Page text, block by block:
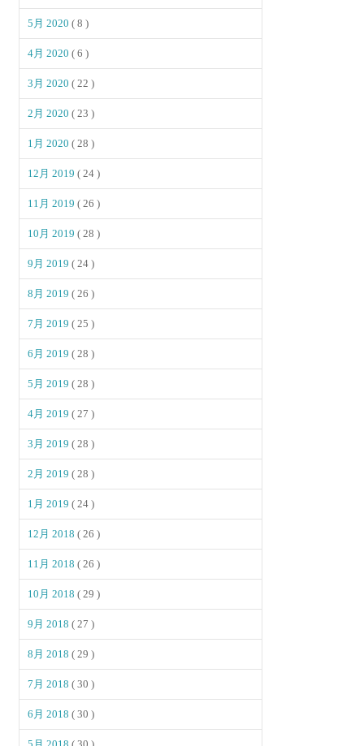
5月 2020( 8 )
4月 2020( 6 )
3月 2020( 22 )
2月 2020( 23 )
1月 2020( 28 )
12月 2019( 24 )
11月 2019( 26 )
10月 2019( 28 )
9月 2019( 24 )
8月 2019( 26 )
7月 2019( 25 )
6月 2019( 28 )
5月 2019( 28 )
4月 2019( 27 )
3月 2019( 28 )
2月 2019( 28 )
1月 2019( 24 )
12月 2018( 26 )
11月 2018( 26 )
10月 2018( 29 )
9月 2018( 27 )
8月 2018( 29 )
7月 2018( 30 )
6月 2018( 30 )